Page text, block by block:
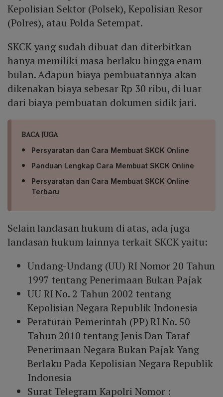
Kepolisian Sektor (Polsek), Kepolisian Resor
(Polres), atau Polda Setempat.
SKCK yang sudah dibuat dan diterbitkan
hanya memiliki masa berlaku hingga enam
bulan. Adapun biaya pembuatannya akan
dikenakan biaya sebesar Rp 30 ribu, di luar
dari biaya pembuatan dokumen sidik jari.
BACA JUGA
Persyaratan dan Cara Membuat SKCK Online
Panduan Lengkap Cara Membuat SKCK Online
Persyaratan dan Cara Membuat SKCK Online
Terbaru
Selain landasan hukum di atas, ada juga
landasan hukum lainnya terkait SKCK yaitu:
Undang-Undang (UU) RI Nomor 20 Tahun
1997 tentang Penerimaan Bukan Pajak
UU RI No. 2 Tahun 2002 tentang
Kepolisian Negara Republik Indonesia
Peraturan Pemerintah (PP) RI No. 50
Tahun 2010 tentang Jenis Dan Taraf
Penerimaan Negara Bukan Pajak Yang
Berlaku Pada Kepolisian Negara Republik
Indonesia
Surat Telegram Kapolri Nomor :